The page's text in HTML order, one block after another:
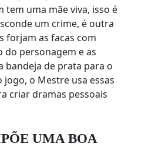
tem uma mãe viva, isso é
um crime, é outra
forjam as facas com
do personagem e as
bandeja de prata para o
o Mestre usa essas
criar dramas pessoais
UMA BOA